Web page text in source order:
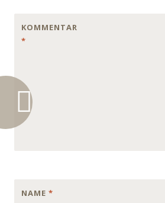
KOMMENTAR
*
NAME *